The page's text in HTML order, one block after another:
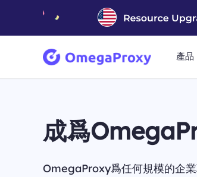
產品
成爲
OmegaProxy爲任何規模的企